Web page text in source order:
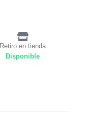
Retiro en tienda
Disponible